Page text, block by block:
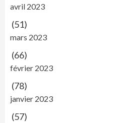
avril 2023
(51)
mars 2023
(66)
février 2023
(78)
janvier 2023
(57)